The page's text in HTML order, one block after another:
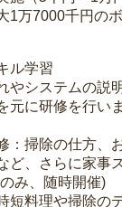
1万7000千円の
ル学習
やシステムの説
元に研修を行いま
：掃除の仕方、
ど、さらに家事
み、随時開催)
短料理や掃除の